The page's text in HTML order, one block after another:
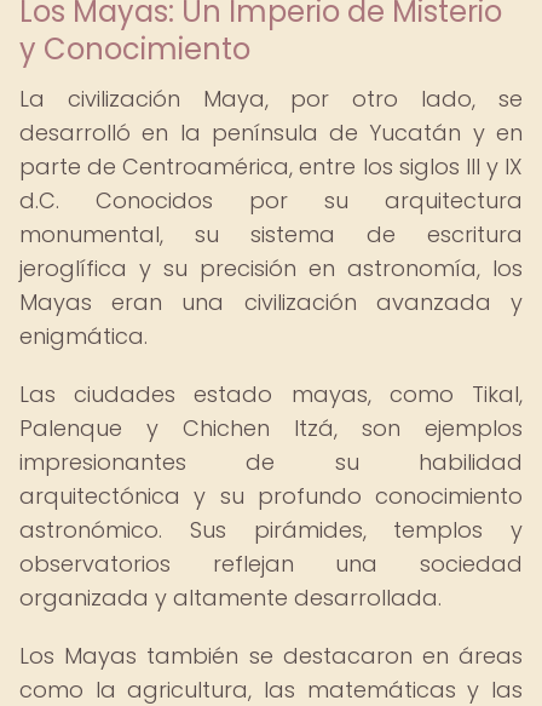
Los Mayas: Un Imperio de Misterio
y Conocimiento
La civilización Maya, por otro lado, se
desarrolló en la península de Yucatán y en
parte de Centroamérica, entre los siglos III y IX
d.C. Conocidos por su arquitectura
monumental, su sistema de escritura
jeroglífica y su precisión en astronomía, los
Mayas eran una civilización avanzada y
enigmática.
Las ciudades estado mayas, como Tikal,
Palenque y Chichen Itzá, son ejemplos
impresionantes de su habilidad
arquitectónica y su profundo conocimiento
astronómico. Sus pirámides, templos y
observatorios reflejan una sociedad
organizada y altamente desarrollada.
Los Mayas también se destacaron en áreas
como la agricultura, las matemáticas y las